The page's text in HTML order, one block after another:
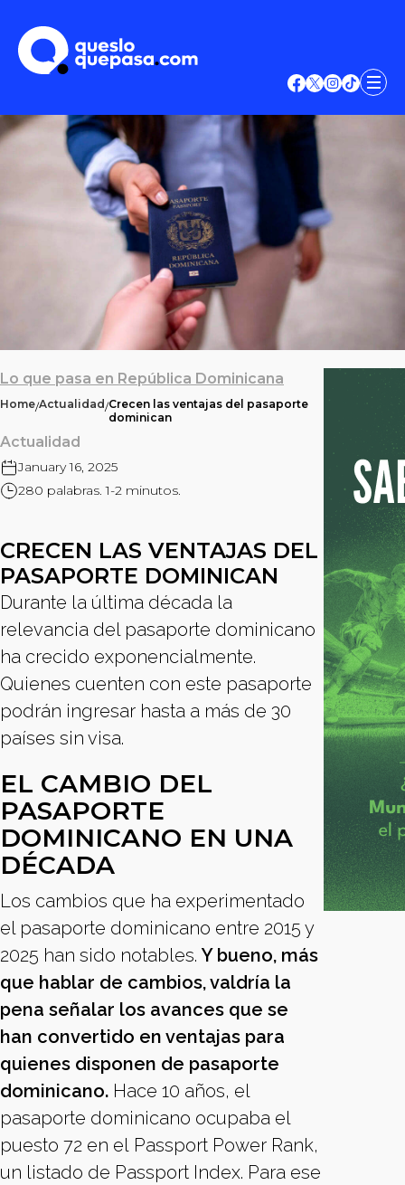
Lo que pasa en República Dominicana
Home/Actualidad/Crecen las ventajas del pasaporte
dominican
Actualidad
January 16, 2025
280 palabras. 1-2 minutos.
CRECEN LAS VENTAJAS DEL
PASAPORTE DOMINICAN
Durante la última década la
relevancia del pasaporte dominicano
ha crecido exponencialmente.
Quienes cuenten con este pasaporte
podrán ingresar hasta a más de 30
países sin visa.
EL CAMBIO DEL
PASAPORTE
DOMINICANO EN UNA
DÉCADA
Los cambios que ha experimentado
el pasaporte dominicano entre 2015 y
2025 han sido notables. Y bueno, más
que hablar de cambios, valdría la
pena señalar los avances que se
han convertido en ventajas para
quienes disponen de pasaporte
dominicano. Hace 10 años, el
pasaporte dominicano ocupaba el
puesto 72 en el Passport Power Rank,
un listado de Passport Index. Para ese